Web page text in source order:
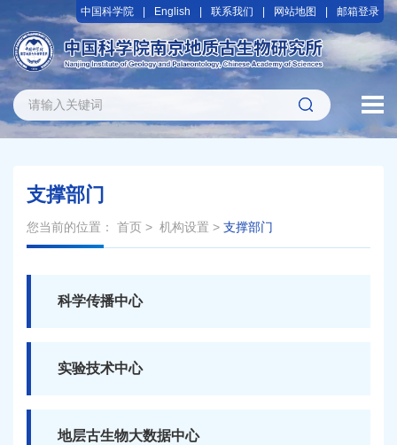
中国科学院 English 联系我们 网站地图 邮箱登录
支撑部门
您当前的位置： 首页 > 机构设置 > 支撑部门
科学传播中心
实验技术中心
地层古生物大数据中心